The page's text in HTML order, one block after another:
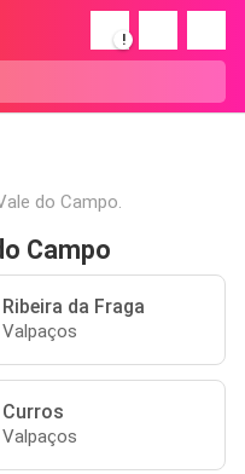
!
do Campo.
Campo
Ribeira da Fraga
Valpaços
Curros
Valpaços